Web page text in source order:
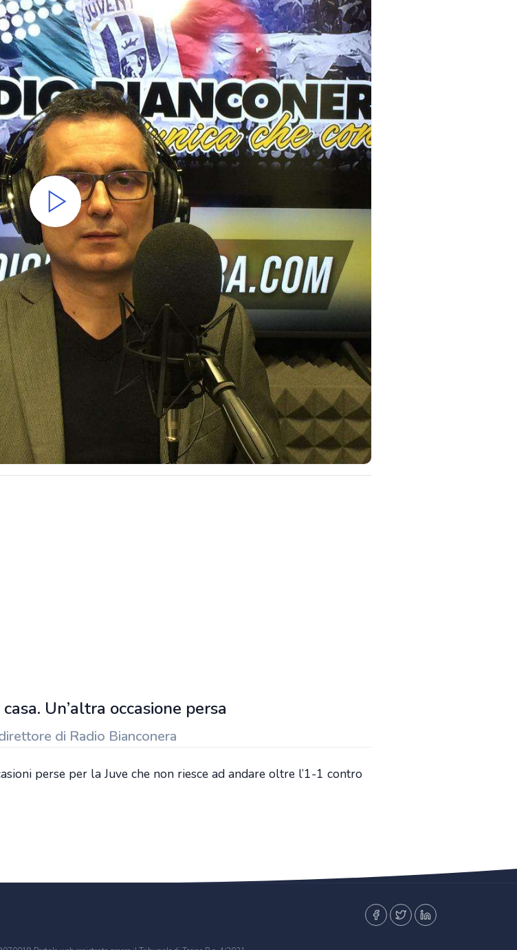
Un’altra occasione persa
di Radio Bianconera
perse per la Juve che non riesce ad andare oltre l’1-1 contro